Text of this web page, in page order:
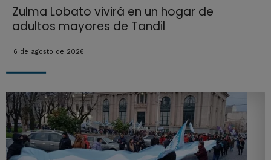
Zulma Lobato vivirá en un hogar de
adultos mayores de Tandil
6 de agosto de 2026